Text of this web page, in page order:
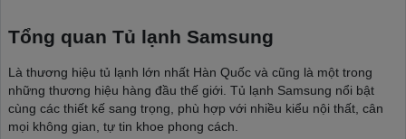
Tổng quan Tủ lạnh Samsung
Là thương hiệu tủ lạnh lớn nhất Hàn Quốc và cũng là một trong
những thương hiệu hàng đầu thế giới. Tủ lạnh Samsung nổi bật
cùng các thiết kế sang trọng, phù hợp với nhiều kiểu nội thất, cân
mọi không gian, tự tin khoe phong cách.